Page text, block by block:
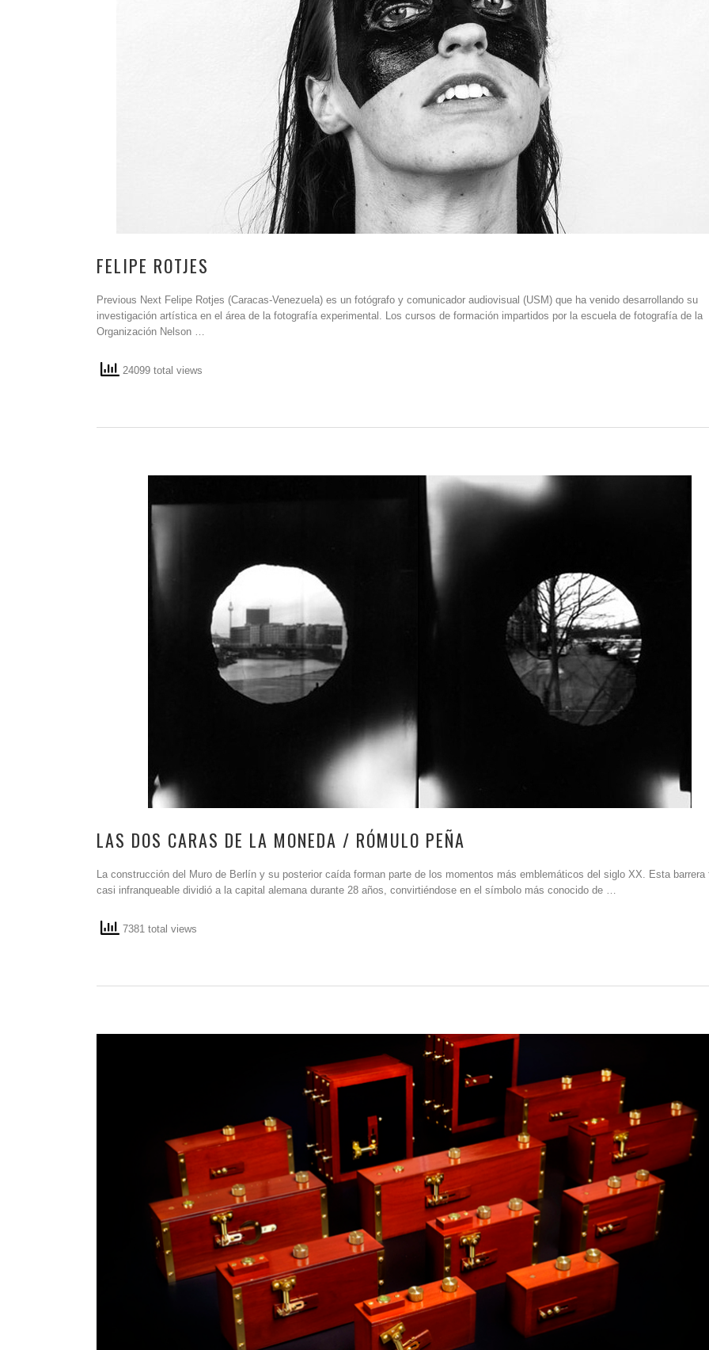
FELIPE ROTJES
Previous Next Felipe Rotjes (Caracas-Venezuela) es un fotógrafo y comunicador audiovisual (USM) que ha venido desarrollando su
investigación artística en el área de la fotografía experimental. Los cursos de formación impartidos por la escuela de fotografía de la
Organización Nelson …
24099 total views
LAS DOS CARAS DE LA MONEDA / RÓMULO PEÑA
La construcción del Muro de Berlín y su posterior caída forman parte de los momentos más emblemáticos del siglo XX. Esta
casi infranqueable dividió a la capital alemana durante 28 años, convirtiéndose en el símbolo más conocido de …
7381 total views